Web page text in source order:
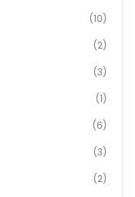
10
2
3
1
6
3
2